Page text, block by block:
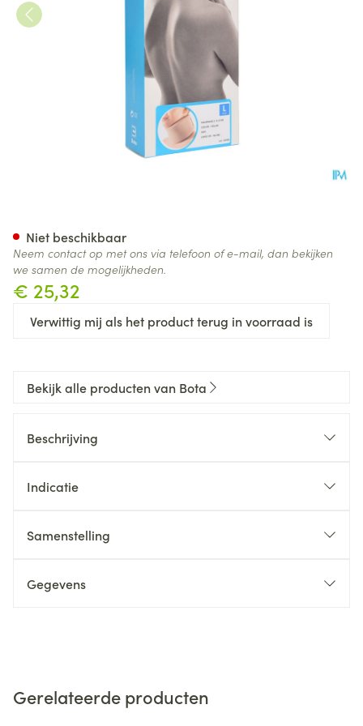
€ 25,32
Verwittig mij als het product terug in voorraad is
Niet beschikbaar
Neem contact op met ons via telefoon of e-mail, dan bekijken
we samen de mogelijkheden.
Bekijk alle producten van Bota
Beschrijving
Indicatie
Samenstelling
Gegevens
Gerelateerde producten